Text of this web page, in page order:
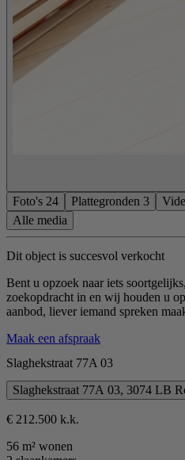
Foto's 24 Plattegronden 3
Alle media
Dit object is succesvol verkocht
Bent u opzoek naar iets
zoekopdracht in en wij houden u
aanbod, liever iemand spreken
Maak een afspraak
Slaghekstraat 77A 03
Slaghekstraat 77A 03, 3074 LB
€ 212.500 k.k.
56 m² wonen